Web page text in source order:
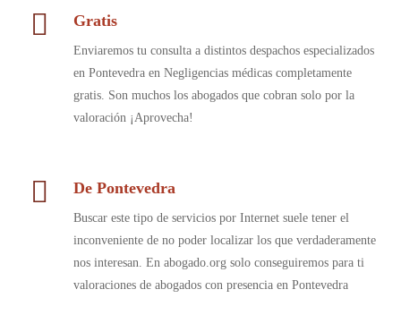
Gratis
Enviaremos tu consulta a distintos despachos especializados
en Pontevedra en Negligencias médicas completamente
gratis. Son muchos los abogados que cobran solo por la
valoración ¡Aprovecha!
De Pontevedra
Buscar este tipo de servicios por Internet suele tener el
inconveniente de no poder localizar los que verdaderamente
nos interesan. En abogado.org solo conseguiremos para ti
valoraciones de abogados con presencia en Pontevedra